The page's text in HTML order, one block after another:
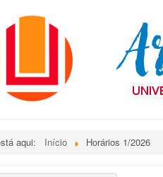
aqui: Início Horários 1/2026